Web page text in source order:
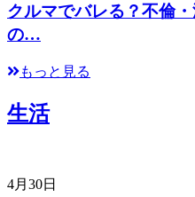
クルマでバレる？不倫
の…
もっと見る
生活
4月30日